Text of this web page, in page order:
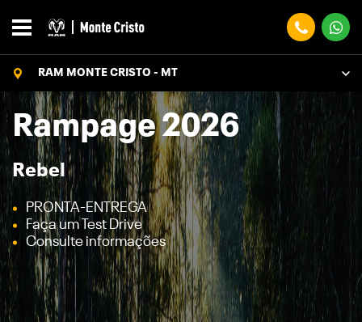
RAM MONTE CRISTO - MT
Rampage 2026
Rebel
PRONTA-ENTREGA
Faça um Test Drive
Consulte informações